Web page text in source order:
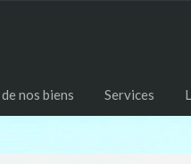
nos biens Services